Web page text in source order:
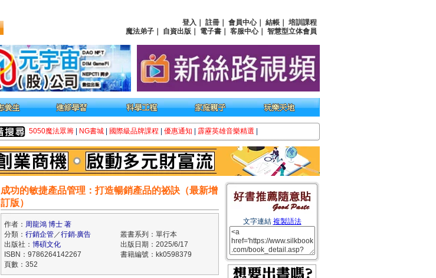
登入 註冊 會員中心｜ 結帳
培訓課程
魔法弟子
自資出版 電子書 客服中心｜ 智慧型立体會員
5050魔法眾籌 NG書城 國際級品牌課程 優惠通知 霹靂英雄音樂精選
成功的敏捷產品管理：打造暢銷產品的祕訣（最新增
訂版）
作者： 周龍鴻 博士 著
分類： 行銷企管／行銷‧廣告
叢書系列：單行本
出版社： 博碩文化
出版日期：2025/6/17
ISBN：9786264142267
書籍編號：kk0598379
頁數：352
文字連結 複製語法